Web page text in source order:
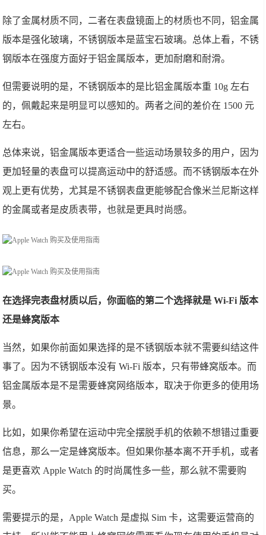
除了金属材质不同，二者在表盘镜面上的材质也不同，铝金属
版本是强化玻璃，不锈钢版本是蓝宝石玻璃。总体上看，不锈
钢版本在强度方面好于铝金属版本，更加耐磨和耐滑。
但需要说明的是，不锈钢版本的是比铝金属版本重 10g 左右
的，佩戴起来是明显可以感知的。两者之间的差价在 1500 元
左右。
总体来说，铝金属版本更适合一些运动场景较多的用户，因为
更加轻量的表盘可以提高运动中的舒适感。而不锈钢版本在外
观上更有优势，尤其是不锈钢表盘更能够配合像米兰尼斯这样
的金属或者是皮质表带，也就是更具时尚感。
在选择完表盘材质以后，你面临的第二个选择就是 Wi-Fi 版本
还是蜂窝版本
当然，如果你前面如果选择的是不锈钢版本就不需要纠结这件
事了。因为不锈钢版本没有 Wi-Fi 版本，只有带蜂窝版本。而
铝金属版本是不是需要蜂窝网络版本，取决于你更多的使用场
景。
比如，如果你希望在运动中完全摆脱手机的依赖不想错过重要
信息，那么一定是蜂窝版本。但如果你基本离不开手机，或者
是更喜欢 Apple Watch 的时尚属性多一些，那么就不需要购
买。
需要提示的是，Apple Watch 是虚拟 Sim 卡，这需要运营商的